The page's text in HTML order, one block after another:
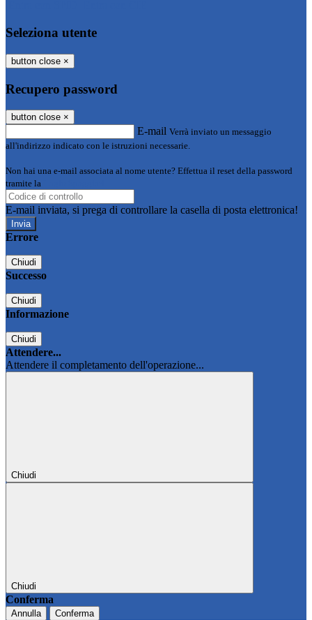
Seleziona utente
button close ×
Recupero password
button close ×
E-mail Verrà inviato un messaggio
all'indirizzo indicato con le istruzioni necessarie.
Non hai una e-mail associata al nome utente? Effettua il reset della password
tramite la
E-mail inviata, si prega di controllare la casella di posta elettronica!
Errore
Chiudi
Successo
Chiudi
Informazione
Chiudi
Attendere...
Attendere il completamento dell'operazione...
Chiudi
Chiudi
Conferma
Annulla Conferma